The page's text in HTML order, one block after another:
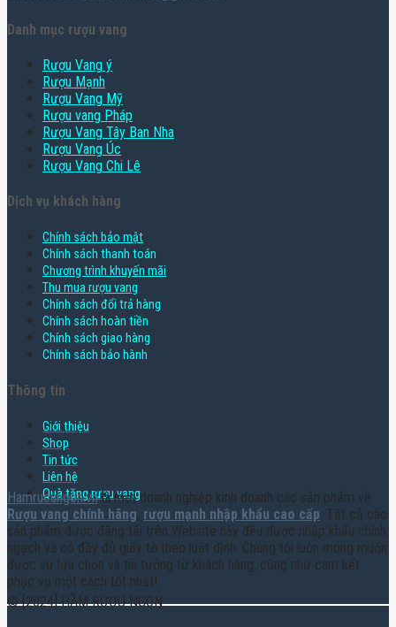
Danh mục rượu vang
Rượu Vang ý
Rượu Mạnh
Rượu Vang Mỹ
Rượu vang Pháp
Rượu Vang Tây Ban Nha
Rượu Vang Úc
Rượu Vang Chi Lê
Dịch vụ khách hàng
Chính sách bảo mật
Chính sách thanh toán
Chương trình khuyến mãi
Thu mua rượu vang
Chính sách đổi trả hàng
Chính sách hoàn tiền
Chính sách giao hàng
Chính sách bảo hành
Thông tin
Giới thiệu
Shop
Tin tức
Liên hệ
Quà tặng rượu vang
Hamruoungon.vnlà một doanh nghiệp kinh doanh các sản phẩm về
Rượu vang chính hãng, rượu mạnh nhập khẩu cao cấp. Tất cả các
sản phẩm được đăng tải trên Website này đều được nhập khẩu chính
ngạch và có đầy đủ giấy tờ theo luật định. Chúng tôi luôn mong muốn
được sự lựa chọn và tin tưởng từ khách hàng, cũng như cam kết
phục vụ một cách tốt nhất!
© [2024] HẦM RƯỢU NGON